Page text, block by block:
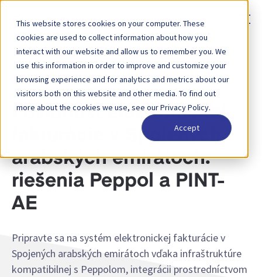
This website stores cookies on your computer. These
cookies are used to collect information about how you
interact with our website and allow us to remember you. We
use this information in order to improve and customize your
browsing experience and for analytics and metrics about our
visitors both on this website and other media. To find out
more about the cookies we use, see our Privacy Policy.
Accept
SPOJENÉ ARABSKÉ EMIRÁTY — POVINNOSŤ VYSTAVOVAŤ
ELEKTRONICKÉ FAKTÚRY
Povinnosť elektronickej
fakturácie v Spojených
arabských emirátoch:
riešenia Peppol a PINT-
AE
Pripravte sa na systém elektronickej fakturácie v
Spojených arabských emirátoch vďaka infraštruktúre
kompatibilnej s Peppolom, integrácii prostredníctvom